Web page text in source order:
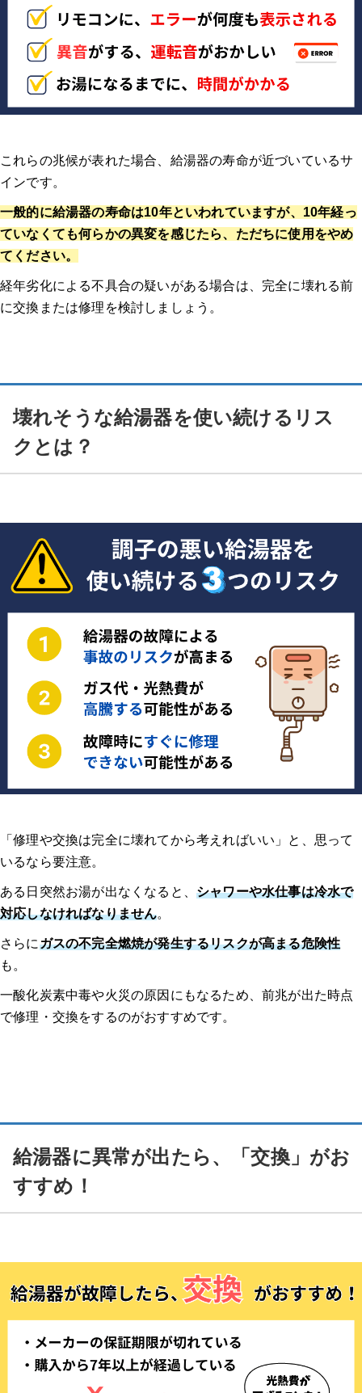
これらの兆候が表れた場合、給湯器の寿命が近づいているサ
インです。
一般的に給湯器の寿命は10年といわれていますが、10年経っ
ていなくても何らかの異変を感じたら、ただちに使用をやめ
てください。
経年劣化による不具合の疑いがある場合は、完全に壊れる前
に交換または修理を検討しましょう。
壊れそうな給湯器を使い続けるリス
クとは？
「修理や交換は完全に壊れてから考えればいい」と、思って
いるなら要注意。
ある日突然お湯が出なくなると、 シャワーや水仕事は冷水で
対応しなければなりません。
さらにガスの不完全燃焼が発生するリスクが高まる危険性
も。
一酸化炭素中毒や火災の原因にもなるため、前兆が出た時点
で修理・交換をするのがおすすめです。
給湯器に異常が出たら、「交換」がお
すすめ！